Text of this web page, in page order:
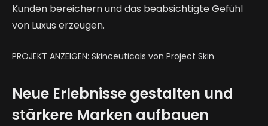
Kunden bereichern und das beabsichtigte Gefühl
von Luxus erzeugen.
PROJEKT ANZEIGEN: Skinceuticals von Project Skin
Neue Erlebnisse gestalten und
stärkere Marken aufbauen